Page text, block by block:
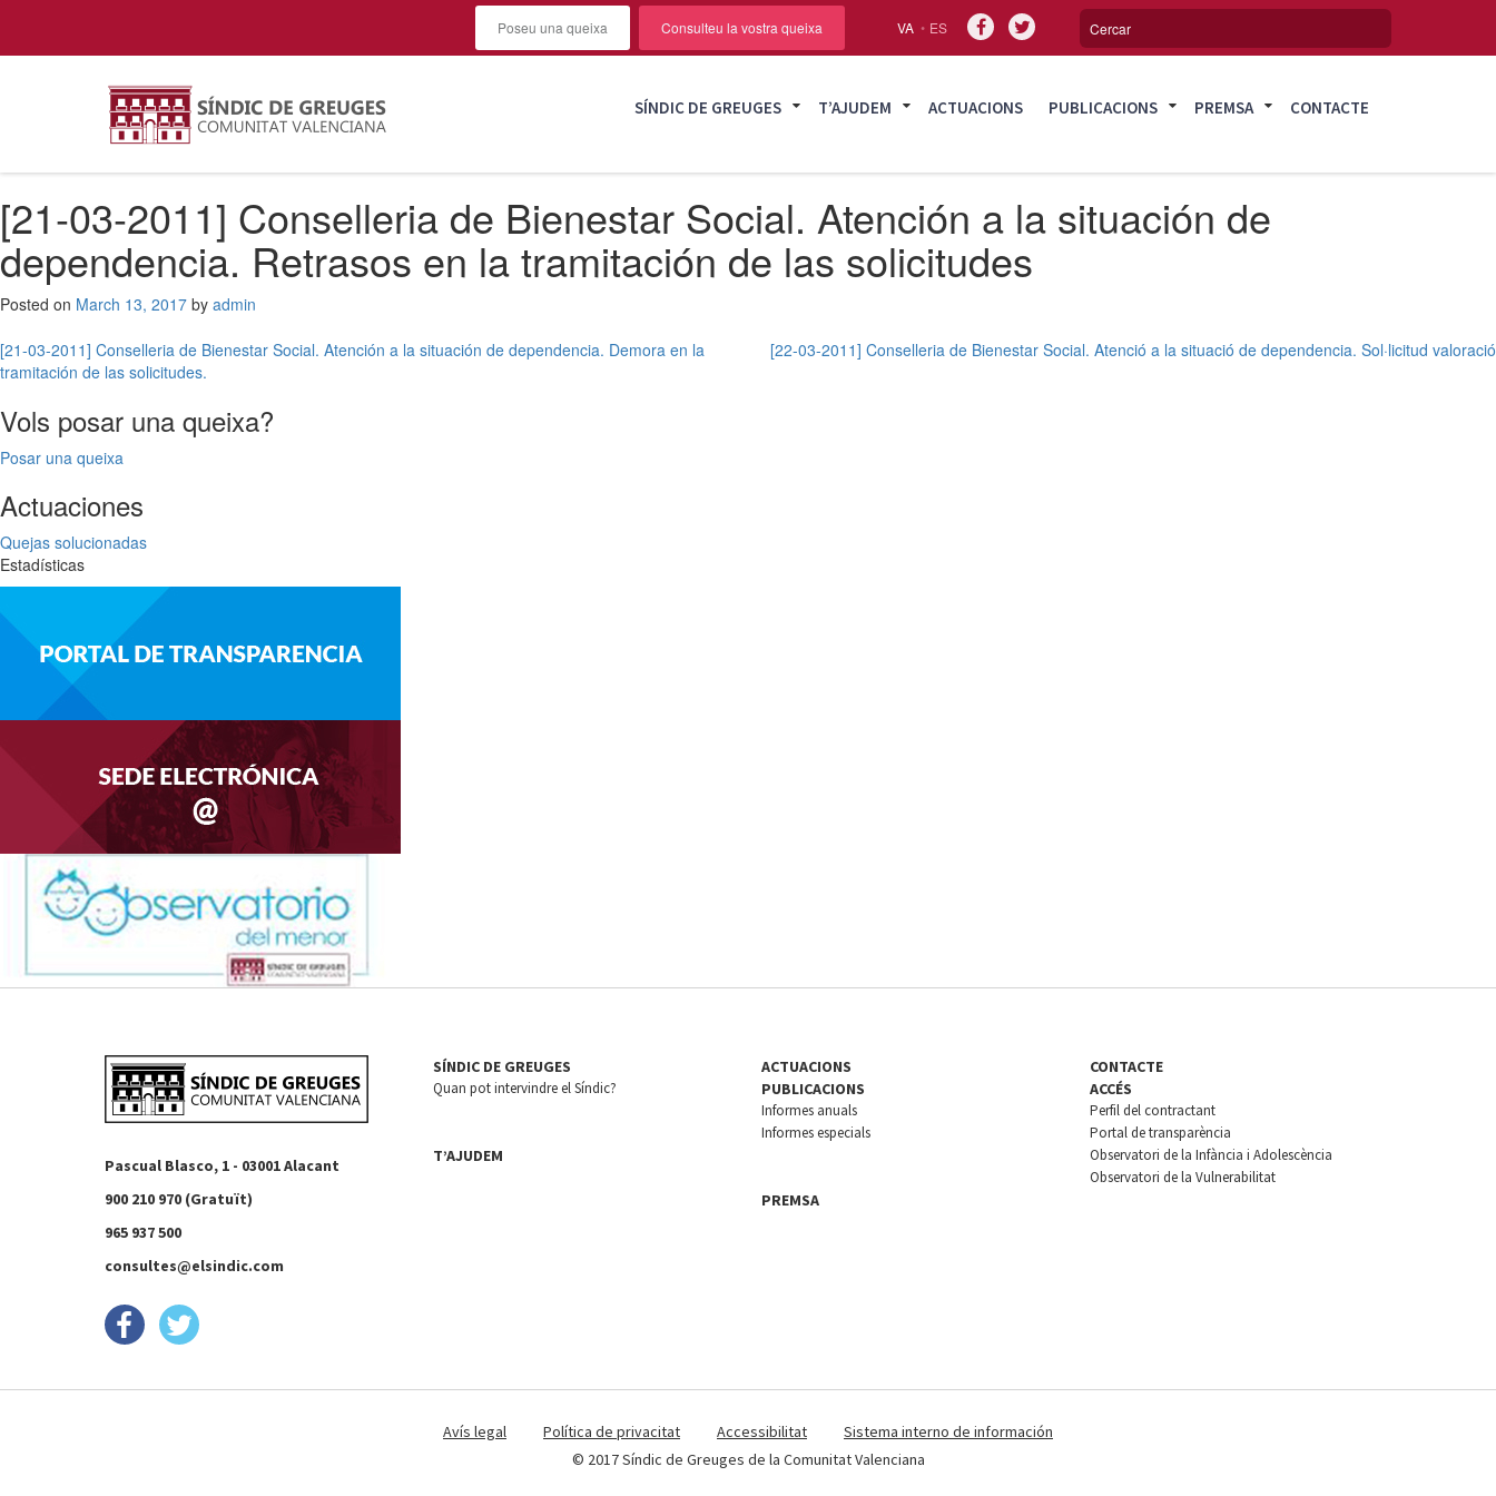
VA ES
Poseu una queixa Consulteu la vostra queixa
SÍNDIC DE GREUGES T’AJUDEM ACTUACIONS PUBLICACIONS PREMSA CONTACTE
[21-03-2011] Conselleria de Bienestar Social. Atención a la situación de
dependencia. Retrasos en la tramitación de las solicitudes
Posted on March 13, 2017 by admin
Post
navigation
[21-03-2011] Conselleria de Bienestar Social. Atención a la situación de dependencia. Demora en la
tramitación de las solicitudes.
[22-03-2011] Conselleria de Bienestar Social. Atenció a la situació de dependencia. Sol·licitud valoració
Vols posar una queixa?
Posar una queixa
Actuaciones
Quejas solucionadas
Estadísticas
Pascual Blasco, 1 - 03001 Alacant
900 210 970 (Gratuït)
965 937 500
consultes@elsindic.com
SÍNDIC DE GREUGES
Quan pot intervindre el Síndic?
T’AJUDEM
ACTUACIONS
PUBLICACIONS
Informes anuals
Informes especials
PREMSA
CONTACTE
ACCÉS
Perfil del contractant
Portal de transparència
Observatori de la Infància i Adolescència
Observatori de la Vulnerabilitat
Avís legal Política de privacitat Accessibilitat
Sistema interno de información
© 2017 Síndic de Greuges de la Comunitat Valenciana